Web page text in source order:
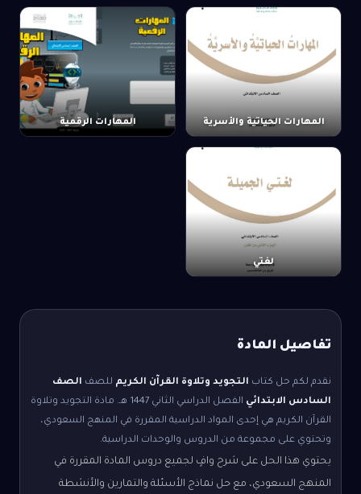
المهارات الحياتية والأسرية المهارات الرقمية
لغتي
تفاصيل المادة
نقدم لكم حل كتاب التجويد وتلاوة القرآن الكريم للصف الصف
السادس الابتدائي الفصل الدراسي الثاني
مادة التجويد وتلاوة
القرآن الكريم هي إحدى المواد الدراسية المقررة في المنهج السعودي،
وتحتوي على مجموعة من الدروس والوحدات الدراسية.
يحتوي هذا الحل على شرح وافٍ لجميع دروس المادة المقررة في
المنهج السعودي، مع حل نماذج الأسئلة والتمارين والأنشطة